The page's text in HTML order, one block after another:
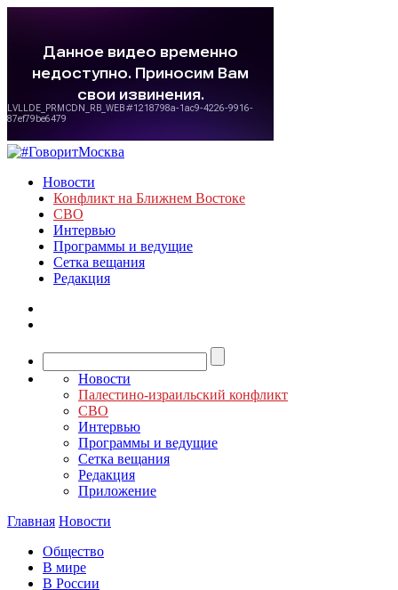
Новости
Конфликт на Ближнем Востоке
СВО
Интервью
Программы и ведущие
Сетка вещания
Редакция
Новости
Палестино-израильский конфликт
СВО
Интервью
Программы и ведущие
Сетка вещания
Редакция
Приложение
Главная Новости
Общество
В мире
В России